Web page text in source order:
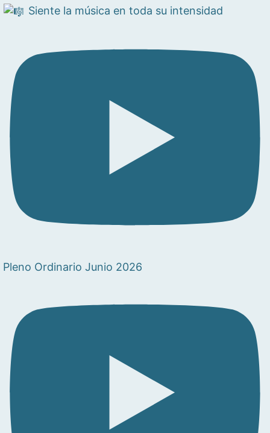
Siente la música en toda su intensidad
Pleno Ordinario Junio 2026